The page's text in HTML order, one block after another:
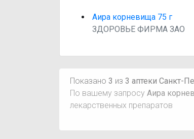
Аира корневища 75 г
ЗДОРОВЬЕ ФИРМА ЗАО
Показано 3 из 3 аптеки Санкт-
По вашему запросу Аира
лекарственных препаратов